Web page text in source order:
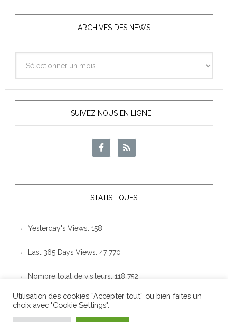
ARCHIVES DES NEWS
des
News
SUIVEZ NOUS EN LIGNE …
STATISTIQUES
Yesterday's Views: 158
Last 365 Days Views: 47 770
Nombre total de visiteurs: 118 752
Club Loisirs Léo Lagrange de Colomiers - Copyright
Utilisation des cookies “Accepter tout” ou bien faites un
choix avec "Cookie Settings".